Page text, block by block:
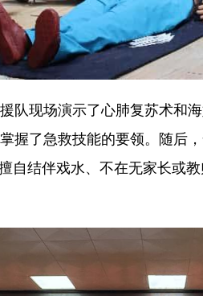
现场演示了心肺复苏术和
握了急救技能的要领。随后
自结伴戏水、不在无家长或